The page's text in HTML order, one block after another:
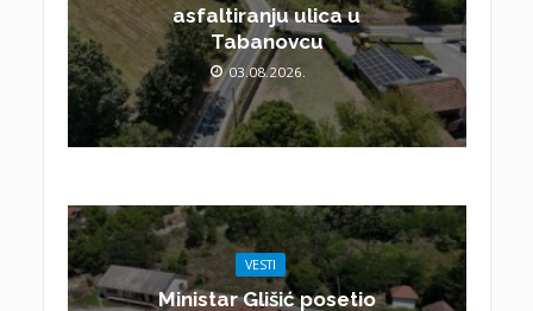
asfaltiranju ulica u
Tabanovcu
03.08.2026.
VESTI
Ministar Glišić posetio